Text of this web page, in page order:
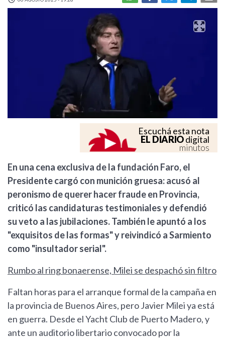
Escuchá esta nota
EL DIARIOdigital
minutos
En una cena exclusiva de la fundación Faro, el
Presidente cargó con munición gruesa: acusó al
peronismo de querer hacer fraude en Provincia,
criticó las candidaturas testimoniales y defendió
su veto a las jubilaciones. También le apuntó a los
"exquisitos de las formas" y reivindicó a Sarmiento
como "insultador serial".
Rumbo al ring bonaerense, Milei se despachó sin filtro
Faltan horas para el arranque formal de la campaña en
la provincia de Buenos Aires, pero Javier Milei ya está
en guerra. Desde el Yacht Club de Puerto Madero, y
ante un auditorio libertario convocado por la